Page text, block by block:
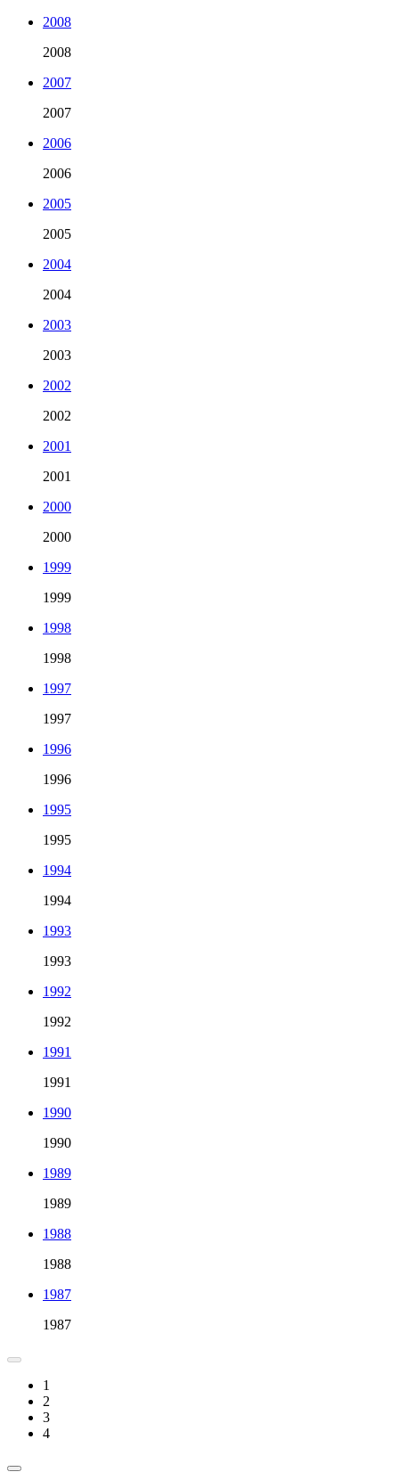
2008
2008
2007
2007
2006
2006
2005
2005
2004
2004
2003
2003
2002
2002
2001
2001
2000
2000
1999
1999
1998
1998
1997
1997
1996
1996
1995
1995
1994
1994
1993
1993
1992
1992
1991
1991
1990
1990
1989
1989
1988
1988
1987
1987
1
2
3
4